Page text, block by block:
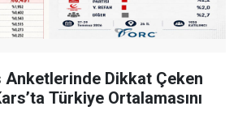
Anketlerinde Dikkat Çeken
Türkiye Ortalamasını